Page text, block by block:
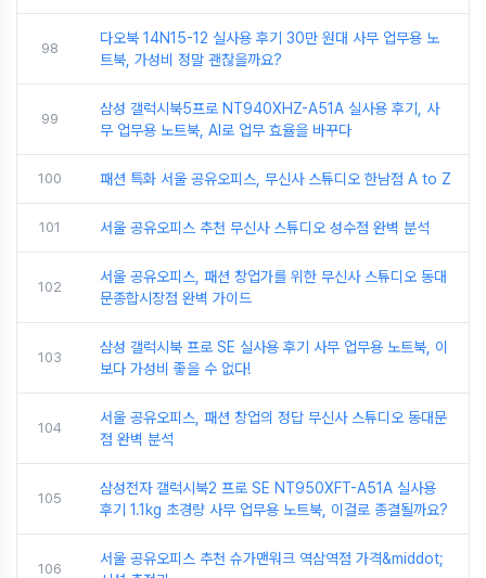
98
다오북 14N15-12 실사용 후기 30만 원대 사무 업무용 노
트북, 가성비 정말 괜찮을까요?
99
삼성 갤럭시북5프로 NT940XHZ-A51A 실사용 후기, 사
무 업무용 노트북, AI로 업무 효율을 바꾸다
100 패션 특화 서울 공유오피스, 무신사 스튜디오 한남점 A to Z
101 서울 공유오피스 추천 무신사 스튜디오 성수점 완벽 분석
102
서울 공유오피스, 패션 창업가를 위한 무신사 스튜디오 동대
문종합시장점 완벽 가이드
103
삼성 갤럭시북 프로 SE 실사용 후기 사무 업무용 노트북, 이
보다 가성비 좋을 수 없다!
104
서울 공유오피스, 패션 창업의 정답 무신사 스튜디오 동대문
점 완벽 분석
105
삼성전자 갤럭시북2 프로 SE NT950XFT-A51A 실사용
후기 1.1kg 초경량 사무 업무용 노트북, 이걸로 종결될까요?
106
서울 공유오피스 추천 슈가맨워크 역삼역점 가격&middot;